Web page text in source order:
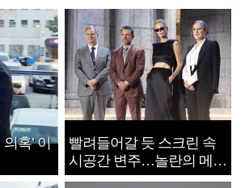
혹’ 이
빨려들어갈 듯 스크린 속
시공간 변주…놀란의 메시
지는 ‘전쟁 속죄’